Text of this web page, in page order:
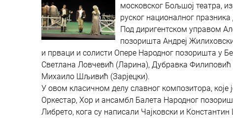
московског Бољшој театра,
руског националног празника
Под диригентском управом
позоришта Андреј
и прваци и солисти Опере Народног позоришта у
Светлана Ловчевић (Ларина), Дубравка Филиповић
Михаило Шљивић (Зарјецки).
У овом класичном делу славног композитора, које
Оркестар, Хор и ансамбл Балета Народног
Либрето, кога су написали Чајковски и